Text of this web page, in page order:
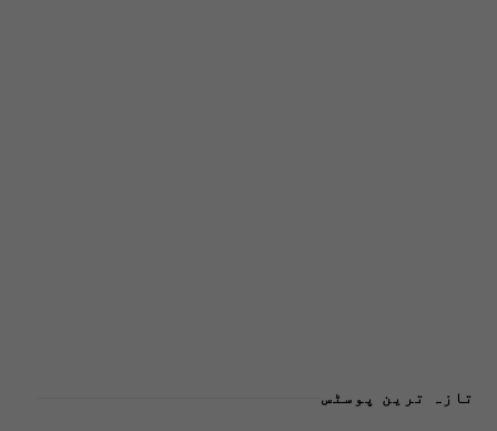
تازہ ترین پوسٹس